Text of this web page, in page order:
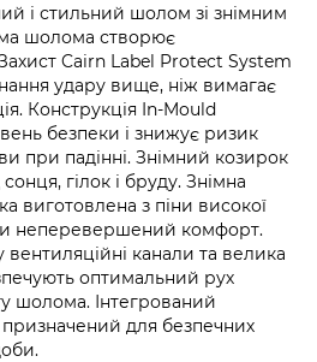
і стильний шолом зі знімним
шолома створює
Cairn Label Protect System
удару вище, ніж вимагає
Конструкція In-Mould
безпеки і знижує ризик
при падінні. Знімний козирок
гілок і бруду. Знімна
виготовлена ​​з піни високої
неперевершений комфорт.
вентиляційні канали та велика
оптимальний рух
шолома. Інтегрований
для безпечних